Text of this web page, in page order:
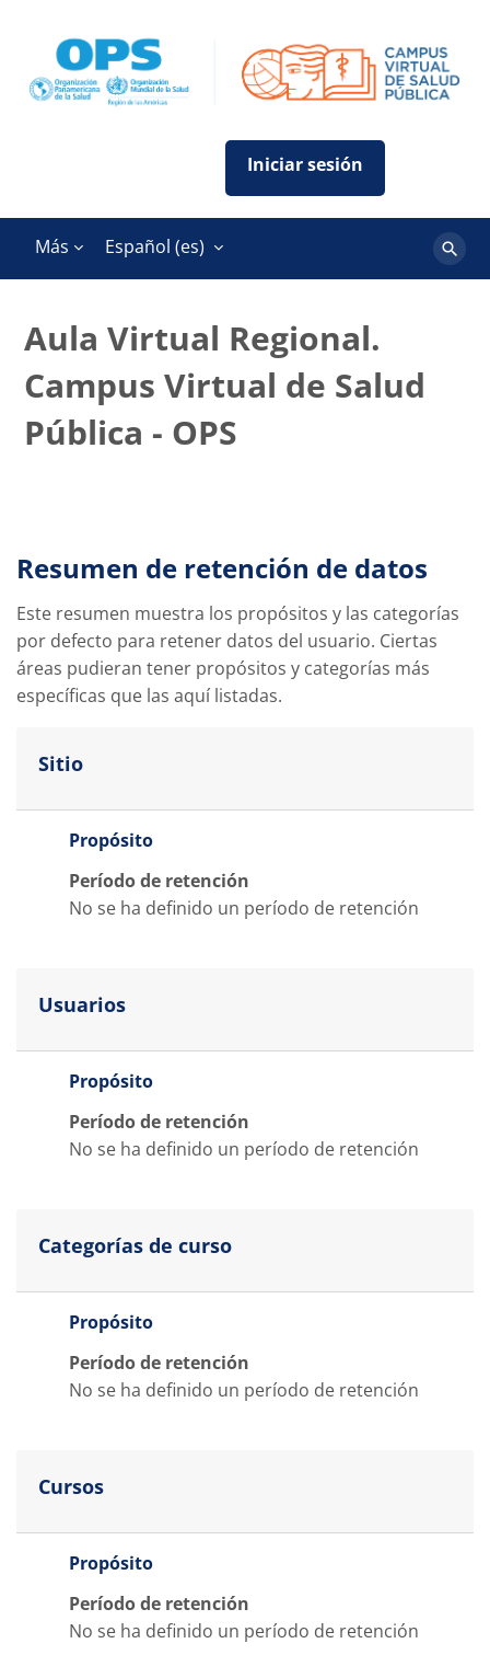
Más Español ‎(es)‎
Buscar
Aula Virtual Regional.
Campus Virtual de Salud
Pública - OPS
Resumen de retención de datos
Este resumen muestra los propósitos y las categorías
por defecto para retener datos del usuario. Ciertas
áreas pudieran tener propósitos y categorías más
específicas que las aquí listadas.
Sitio
Propósito
Período de retención
No se ha definido un período de retención
Usuarios
Propósito
Período de retención
No se ha definido un período de retención
Categorías de curso
Propósito
Período de retención
No se ha definido un período de retención
Cursos
Propósito
Período de retención
No se ha definido un período de retención